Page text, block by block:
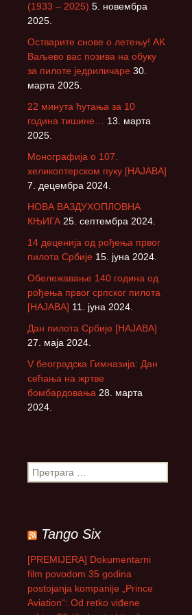
(1933 – 2025) 5. новембра
2025.
Остварите снове о летењу! АK
Ваљево вас позива на обуку
за пилоте једриличаре 30.
марта 2025.
22 минута ћутања за 10
година тишине… 13. марта
2025.
Монографија о 107.
хеликоптерском пуку [НАЈАВА]
7. децембра 2024.
НОВА ВАЗДУХОПЛОВНА
КЊИГА 25. септембра 2024.
14 деценија од рођења првог
пилота Србије 15. јуна 2024.
Обележавање 140 година од
рођења првог српског пилота
[НАЈАВА] 11. јуна 2024.
Дан пилота Србије [НАЈАВА]
27. маја 2024.
V београдска Гимназија: Дан
сећања на жртве
бомбардовања 28. марта
2024.
П
р
а
г
а
з
а
Tango Six
[PREMIJERA] Dokumentarni
film povodom 35 godina
postojanja kompanije „Prince
Aviation“: Od retko viđene